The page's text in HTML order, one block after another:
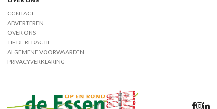
CONTACT
ADVERTEREN
OVER ONS
TIP DE REDACTIE
ALGEMENE VOORWAARDEN
PRIVACYVERKLARING